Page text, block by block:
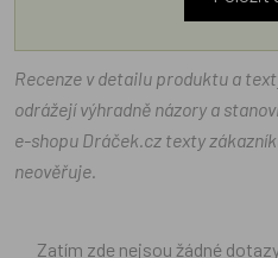
Recenze v detailu produktu a
odrážejí výhradně názory a
e-shopu Dráček.cz texty
neověřuje.
Zatím zde nejsou žádné